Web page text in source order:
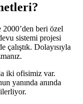
2000’den beri özel
sistemi projesi
çalıştık. Dolayısıyla
iki ofisimiz var.
yanında anında